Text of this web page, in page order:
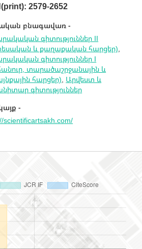
2579-2652
բնագավառ -
գիտություններ II
և քաղաքական հարցեր),
գիտություններ I
տարածաշրջանային և
հարցեր), Արվեստ և
գիտություններ
-
scientificartsakh.com/